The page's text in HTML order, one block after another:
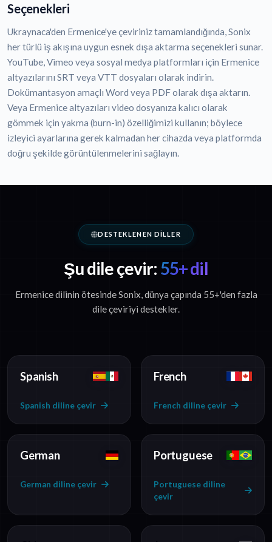
Seçenekleri
Ukraynaca'den Ermenice'ye çeviriniz tamamlandığında, Sonix
her türlü iş akışına uygun esnek dışa aktarma seçenekleri sunar.
YouTube, Vimeo veya sosyal medya platformları için Ermenice
altyazılarını SRT veya VTT dosyaları olarak indirin.
Dokümantasyon amaçlı Word veya PDF olarak dışa aktarın.
Veya Ermenice altyazıları video dosyanıza kalıcı olarak
gömmek için yakma (burn-in) özelliğimizi kullanın; böylece
izleyici ayarlarına gerek kalmadan her cihazda veya platformda
doğru şekilde görüntülenmelerini sağlayın.
DESTEKLENEN DILLER
Şu dile çevir: 55+ dil
Ermenice dilinin ötesinde Sonix, dünya çapında 55+'den fazla
dile çeviriyi destekler.
Spanish
Spanish diline çevir
French
French diline çevir
German
German diline çevir
Portuguese
Portuguese diline
çevir